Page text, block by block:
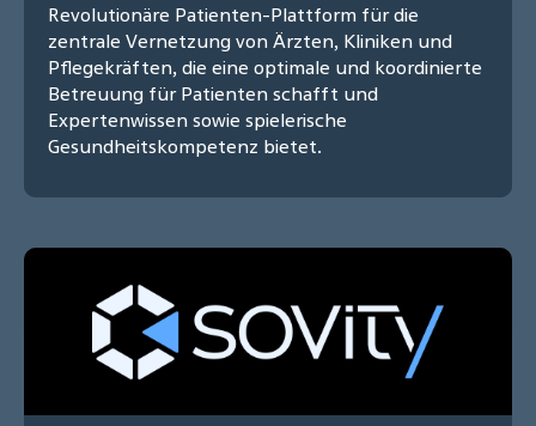
Revolutionäre Patienten-Plattform für die
zentrale Vernetzung von Ärzten, Kliniken und
Pflegekräften, die eine optimale und koordinierte
Betreuung für Patienten schafft und
Expertenwissen sowie spielerische
Gesundheitskompetenz bietet.